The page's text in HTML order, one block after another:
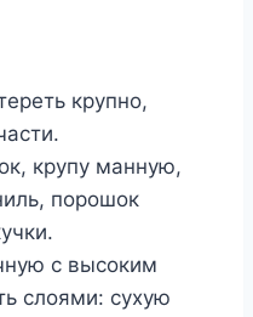
крупно,
крупу манную,
порошок
с высоким
слоями: сухую